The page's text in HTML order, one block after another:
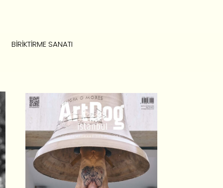
BIRIKTIRME SANATI